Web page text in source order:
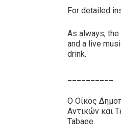
For detailed
As always,
and a live
drink.
Ο Οίκος
Αντικών και
Tabaee.